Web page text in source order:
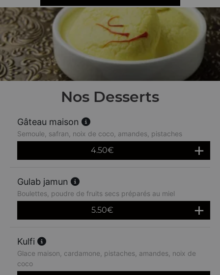
Nos Desserts
Gâteau maison
Semoule, safran, noix de coco, amandes, pistaches
4.50€
Gulab jamun
Boulettes, poudre de fruits secs préparés au miel
5.50€
Kulfi
Glace maison, cardamone, pistaches, amandes, noix de
coco